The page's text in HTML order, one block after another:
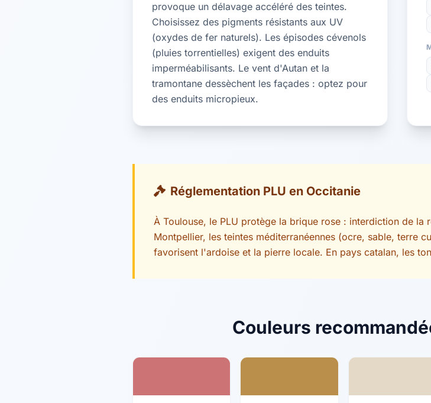
provoque un délavage accéléré des teintes.
Choisissez des pigments résistants aux UV
(oxydes de fer naturels). Les épisodes cévenols
(pluies torrentielles) exigent des enduits
imperméabilisants. Le vent d'Autan et la
tramontane dessèchent les façades : optez pour
des enduits micropieux.
Réglementation PLU en Occitanie
À Toulouse, le PLU protège la brique rose : interdiction de
Montpellier, les teintes méditerranéennes (ocre, sable, terre
favorisent l'ardoise et la pierre locale. En pays catalan, les
Couleurs